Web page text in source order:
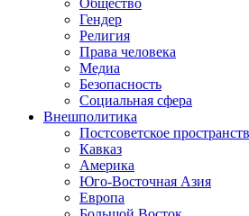
Общество
Гендер
Религия
Права человека
Медиа
Безопасность
Социальная сфера
Внешполитика
Постсоветское
Кавказ
Америка
Юго-Восточная Азия
Европа